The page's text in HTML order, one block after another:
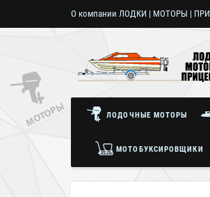
О компании ЛОДКИ | МОТОРЫ |
ЛОДОЧНЫЕ МОТОРЫ
МОТОБУКСИРОВЩИКИ